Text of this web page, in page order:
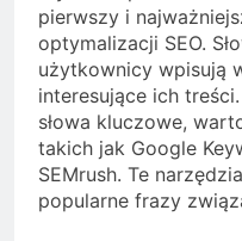
pierwszy i
optymalizacji SEO.
użytkownicy wpisują
interesujące ich
słowa kluczowe,
takich jak Google
SEMrush. Te
popularne frazy